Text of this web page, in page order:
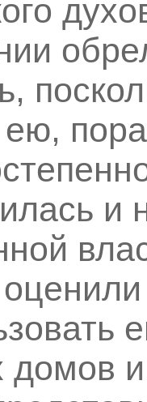
и
домов